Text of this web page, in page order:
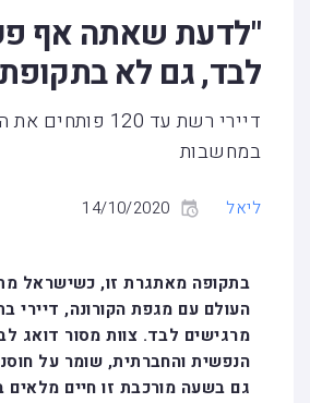
"לדעת שאתה אף
לבד, גם לא
דיירי רשת עד 120
במחשבות
ליאל 14/10/2020
בתקופה מאתגרת זו, כשישראל
מרגישים לבד. צוות מסור דואג
הנפשית והחברתית, שומר על
גם בשעה מורכבת זו חיים מלאים